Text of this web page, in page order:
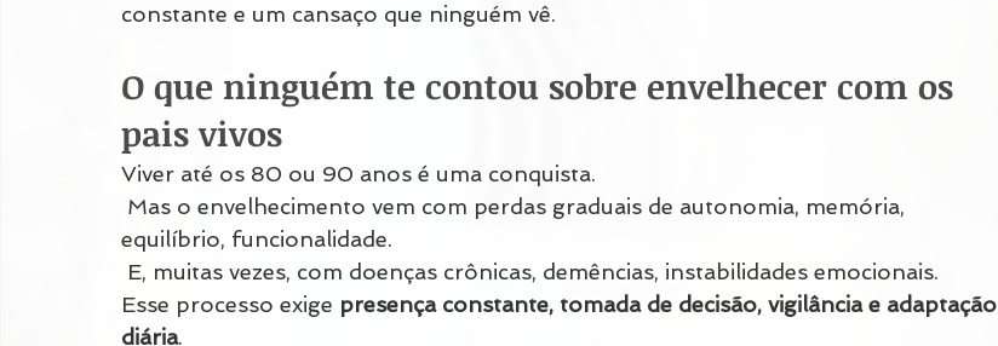
constante e um cansaço que ninguém vê.
O que ninguém te contou sobre envelhecer com os
pais vivos
Viver até os 80 ou 90 anos é uma conquista.
Mas o envelhecimento vem com perdas graduais de autonomia, memória,
equilíbrio, funcionalidade.
E, muitas vezes, com doenças crônicas, demências, instabilidades emocionais.
Esse processo exige presença constante, tomada de decisão, vigilância e adaptação
diária.